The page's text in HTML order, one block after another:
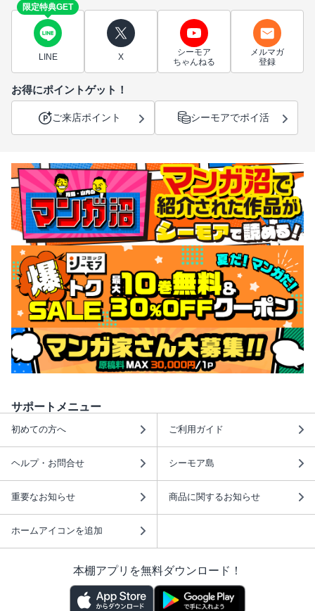
限定特典GET
LINE X
シーモア
ちゃんねる
メルマガ
登録
お得にポイントゲット！
ご来店ポイント シーモアでポイ活
サポートメニュー
初めての方へ ご利用ガイド
ヘルプ・お問合せ シーモア島
重要なお知らせ 商品に関するお知らせ
ホームアイコンを追加
本棚アプリを無料ダウンロード！